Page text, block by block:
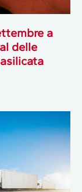
a
delle